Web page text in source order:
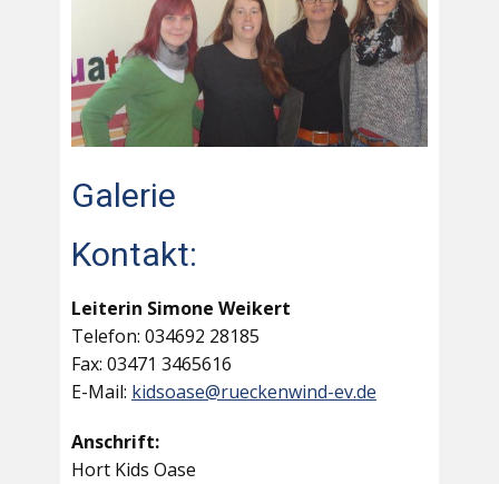
Galerie
Kontakt:
Leiterin Simone Weikert
Telefon: 034692 28185
Fax: 03471 3465616
E-Mail: kidsoase@rueckenwind-ev.de
Anschrift:
Hort Kids Oase